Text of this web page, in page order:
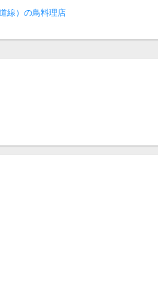
線）の鳥料理店